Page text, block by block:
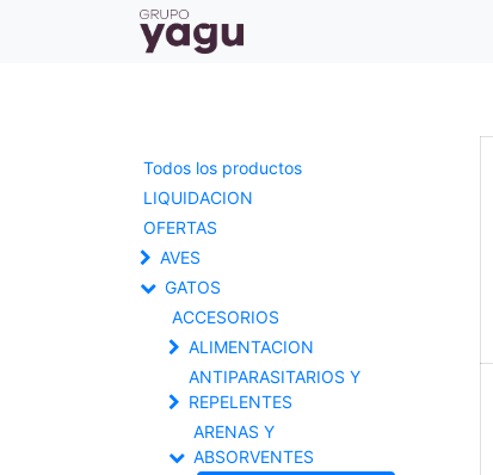
Todos los productos
LIQUIDACION
OFERTAS
AVES
GATOS
ACCESORIOS
ALIMENTACION
ANTIPARASITARIOS Y
REPELENTES
ARENAS Y
ABSORVENTES